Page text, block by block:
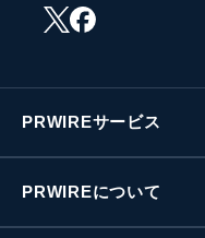
PRWIREサービス
PRWIREについて